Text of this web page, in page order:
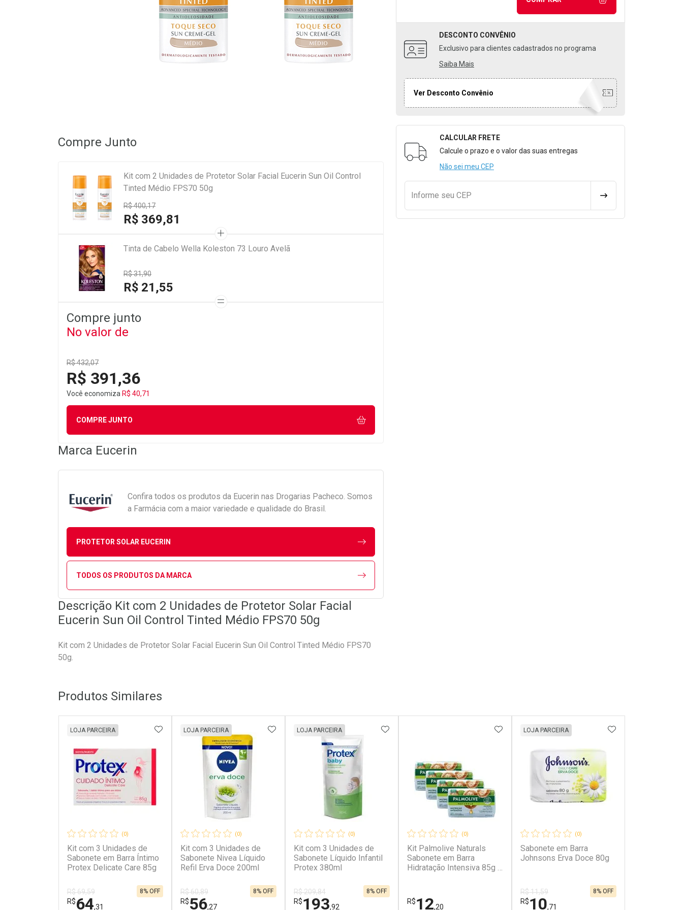
DESCONTO CONVÊNIO
Exclusivo para clientes cadastrados no programa
Saiba Mais
Ver Desconto Convênio
Formulário para Calcular o Frete
CALCULAR FRETE
Calcule o prazo e o valor das suas entregas
Não sei meu CEP
Informe seu CEP CALCULAR FRETE
Compre Junto
Kit com 2 Unidades de Protetor Solar Facial Eucerin Sun Oil Control
Tinted Médio FPS70 50g
R$ 400,17
R$ 369,81
Tinta de Cabelo Wella Koleston 73 Louro Avelã
R$ 31,90
R$ 21,55
Compre junto
No valor de
R$ 432,07
R$ 391,36
Você economiza R$ 40,71
COMPRE JUNTO
Marca Eucerin
Confira todos os produtos da Eucerin nas Drogarias Pacheco. Somos
a Farmácia com a maior variedade e qualidade do Brasil.
PROTETOR SOLAR EUCERIN
TODOS OS PRODUTOS DA MARCA
Descrição Kit com 2 Unidades de Protetor Solar Facial
Eucerin Sun Oil Control Tinted Médio FPS70 50g
Kit com 2 Unidades de Protetor Solar Facial Eucerin Sun Oil Control Tinted Médio FPS70
50g.
Produtos Similares
(0)
Kit com 3 Unidades de
Sabonete em Barra Íntimo
Protex Delicate Care 85g
LOJA PARCEIRA
R$ 69,59
R$64,31
8% OFF
ADICIONAR AOS FAVORITOS
(0)
Kit com 3 Unidades de
Sabonete Nivea Líquido
Refil Erva Doce 200ml
LOJA PARCEIRA
R$ 60,89
R$56,27
8% OFF
ADICIONAR AOS FAVORITOS
(0)
Kit com 3 Unidades de
Sabonete Líquido Infantil
Protex 380ml
LOJA PARCEIRA
R$ 209,84
R$193,92
8% OFF
ADICIONAR AOS FAVORITOS
(0)
Kit Palmolive Naturals
Sabonete em Barra
Hidratação Intensiva 85g 4
R$12,20
ADICIONAR AOS FAVORITOS
(0)
Sabonete em Barra
Johnsons Erva Doce 80g
LOJA PARCEIRA
R$ 11,59
R$10,71
8% OFF
ADICIONAR AOS